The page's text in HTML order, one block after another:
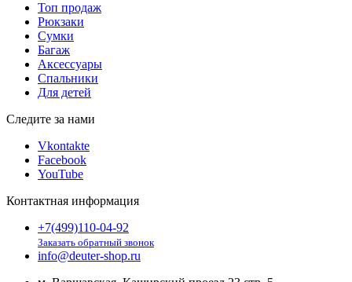
Топ продаж
Рюкзаки
Сумки
Багаж
Аксессуары
Спальники
Для детей
Следите за нами
Vkontakte
Facebook
YouTube
Контактная информация
+7(499)110-04-92
Заказать обратный звонок
info@deuter-shop.ru